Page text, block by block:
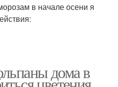
в начале осени я
дома в